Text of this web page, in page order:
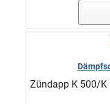
Zündapp K 500/K